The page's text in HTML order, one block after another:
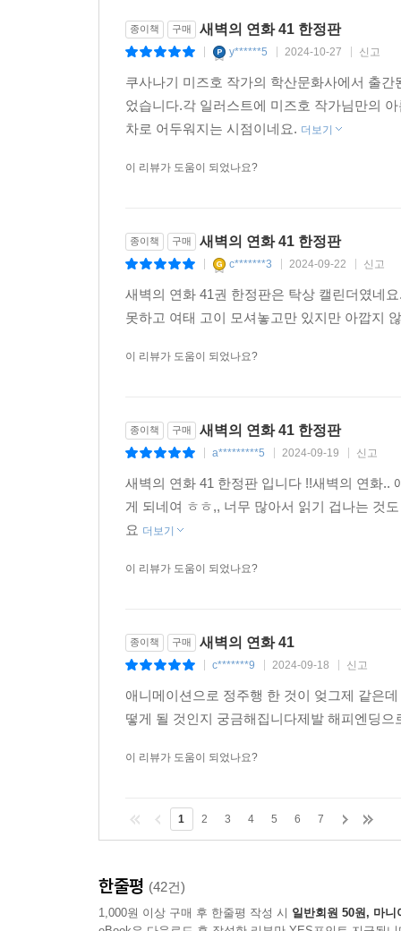
종이책 구매 새벽의 연화 41 한정판
y******5 2024-10-27 신고
쿠사나기 미즈호 작가의 학산문화사에서 출
었습니다.각 일러스트에 미즈호 작가님만의
차로 어두워지는 시점이네요. 더보기
이 리뷰가 도움이 되었나요?
종이책 구매 새벽의 연화 41 한정판
c*******3 2024-09-22 신고
새벽의 연화 41권 한정판은 탁상 캘린더였네
못하고 여태 고이 모셔놓고만 있지만 아깝지
이 리뷰가 도움이 되었나요?
종이책 구매 새벽의 연화 41 한정판
a*********5 2024-09-19 신고
새벽의 연화 41 한정판 입니다 !!새벽의 연화..
게 되네여 ㅎㅎ,, 너무 많아서 읽기 겁나는 것
요 더보기
이 리뷰가 도움이 되었나요?
종이책 구매 새벽의 연화 41
c*******9 2024-09-18 신고
애니메이션으로 정주행 한 것이 엊그제 같은
떻게 될 것인지 궁금해집니다제발 해피엔딩
이 리뷰가 도움이 되었나요?
1 2 3 4 5 6 7
한줄평 (42건)
1,000원 이상 구매 후 한줄평 작성 시 일반회원 50원, 마니